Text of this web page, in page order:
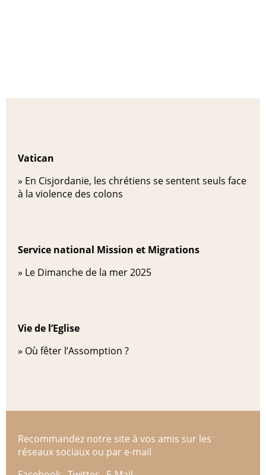
Vatican
» En Cisjordanie, les chrétiens se sentent seuls face
à la violence des colons
Service national Mission et Migrations
» Le Dimanche de la mer 2025
Vie de l’Eglise
» Où fêter l’Assomption ?
Recommandez notre site à vos amis sur les
réseaux sociaux ou par e-mail